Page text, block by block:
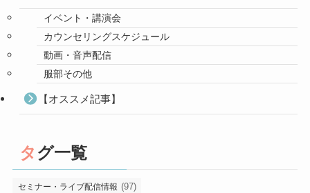
イベント・講演会
カウンセリングスケジュール
動画・音声配信
服部その他
【オススメ記事】
タグ一覧
セミナー・ライブ配信情報 (97)